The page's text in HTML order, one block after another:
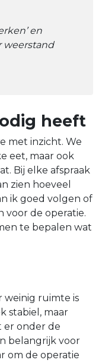
en
weerstand
heeft
met inzicht. We
eet, maar ook
Bij elke afspraak
zien hoeveel
ik goed volgen of
voor de operatie.
te bepalen wat
weinig ruimte is
stabiel, maar
er onder de
belangrijk voor
om de operatie